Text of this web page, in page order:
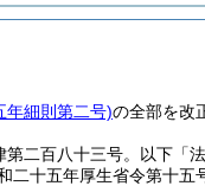
年細則第二号)の全部を改
第二百八十三号。以下「
二十五年厚生省令第十五